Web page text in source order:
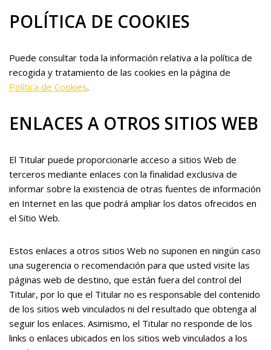
POLÍTICA DE COOKIES
Puede consultar toda la información relativa a la política de
recogida y tratamiento de las cookies en la página de
Política de Cookies.
ENLACES A OTROS SITIOS WEB
El Titular puede proporcionarle acceso a sitios Web de
terceros mediante enlaces con la finalidad exclusiva de
informar sobre la existencia de otras fuentes de información
en Internet en las que podrá ampliar los datos ofrecidos en
el Sitio Web.
Estos enlaces a otros sitios Web no suponen en ningún caso
una sugerencia o recomendación para que usted visite las
páginas web de destino, que están fuera del control del
Titular, por lo que el Titular no es responsable del contenido
de los sitios web vinculados ni del resultado que obtenga al
seguir los enlaces. Asimismo, el Titular no responde de los
links o enlaces ubicados en los sitios web vinculados a los